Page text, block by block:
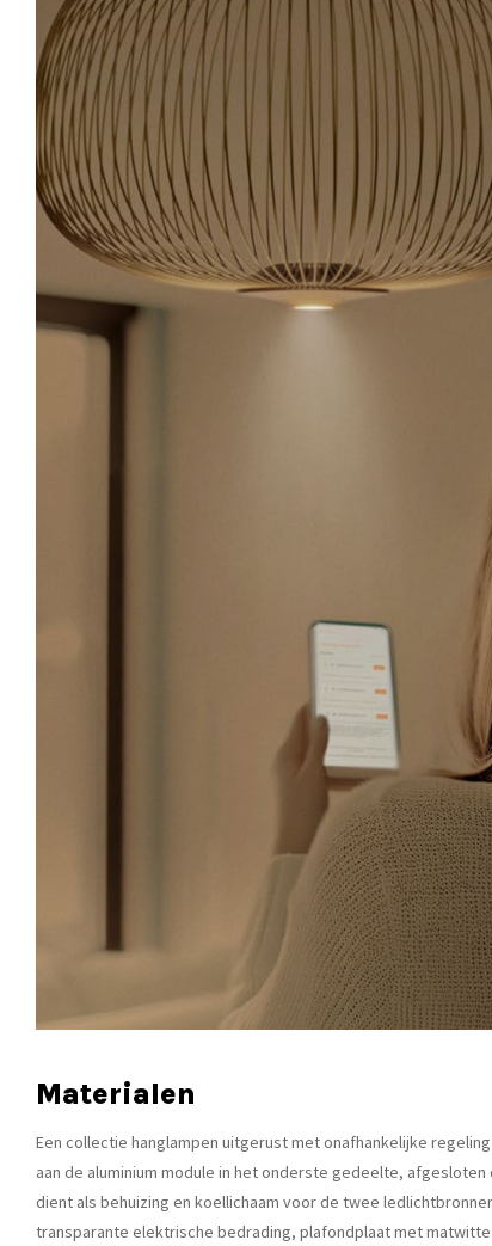
Materialen
Een collectie hanglampen uitgerust met onafhankelijke
aan de aluminium module in het onderste gedeelte,
dient als behuizing en koellichaam voor de twee
transparante elektrische bedrading, plafondplaat met